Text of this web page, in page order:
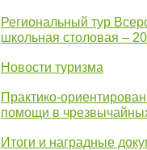
Региональный тур
школьная столовая –
Новости туризма
Практико-
помощи в
Итоги и наградные